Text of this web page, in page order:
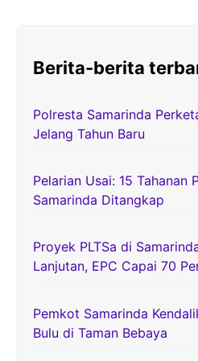
Berita-berita
Polresta Samarinda
Jelang Tahun Baru
Pelarian Usai: 15 Tahanan
Samarinda Ditangkap
Proyek PLTSa di
Lanjutan, EPC Capai 70
Pemkot Samarinda
Bulu di Taman Bebaya